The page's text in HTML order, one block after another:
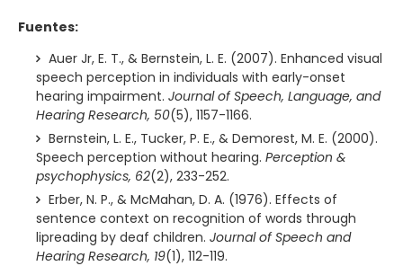
Fuentes:
Auer Jr, E. T., & Bernstein, L. E. (2007). Enhanced visual
speech perception in individuals with early-onset
hearing impairment. Journal of Speech, Language, and
Hearing Research, 50(5), 1157-1166.
Bernstein, L. E., Tucker, P. E., & Demorest, M. E. (2000).
Speech perception without hearing. Perception &
psychophysics, 62(2), 233-252.
Erber, N. P., & McMahan, D. A. (1976). Effects of
sentence context on recognition of words through
lipreading by deaf children. Journal of Speech and
Hearing Research, 19(1), 112-119.